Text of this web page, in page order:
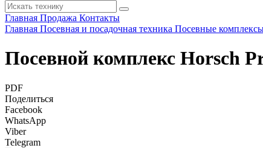
Главная Продажа Контакты
Главная Посевная и посадочная техника Посевные
Посевной комплекс Horsch
PDF
Поделиться
Facebook
WhatsApp
Viber
Telegram